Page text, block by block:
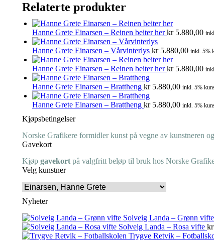
Relaterte produkter
Hanne Grete Einarsen – Reinen beiter herkr5.880,00
Hanne Grete Einarsen – Vårvinterlys kr5.880,00 inkl. 5%
Hanne Grete Einarsen – Reinen beiter herkr5.880,00
Hanne Grete Einarsen – Brattheng kr5.880,00 inkl. 5%
Hanne Grete Einarsen – Brattheng kr5.880,00 inkl. 5%
Kjøpsbetingelser
Norske Grafikere formidler kunst på vegne av kunstneren
Gavekort
Kjøp gavekort på valgfritt beløp til bruk hos Norske
Velg kunstner
Nyheter
Solveig Landa – Grønn vifte
Solveig Landa – Rosa vifte kr
Trygve Retvik –